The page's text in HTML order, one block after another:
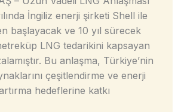
İngiliz enerji şirketi Shell ile
başlayacak ve 10 yıl sürecek
LNG tedarikini kapsayan
Bu anlaşma, Türkiye’nin
çeşitlendirme ve enerji
hedeflerine katkı